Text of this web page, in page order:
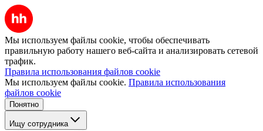
Мы используем файлы cookie, чтобы обеспечивать
правильную работу нашего веб-сайта и анализировать сетевой
трафик.
Правила использования файлов cookie
Мы используем файлы cookie. Правила использования
файлов cookie
Понятно
Ищу сотрудника